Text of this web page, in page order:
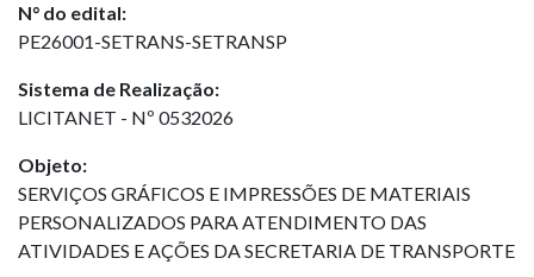
N° do edital:
PE26001-SETRANS-SETRANSP
Sistema de Realização:
LICITANET - Nº 0532026
Objeto:
SERVIÇOS GRÁFICOS E IMPRESSÕES DE MATERIAIS
PERSONALIZADOS PARA ATENDIMENTO DAS
ATIVIDADES E AÇÕES DA SECRETARIA DE TRANSPORTE